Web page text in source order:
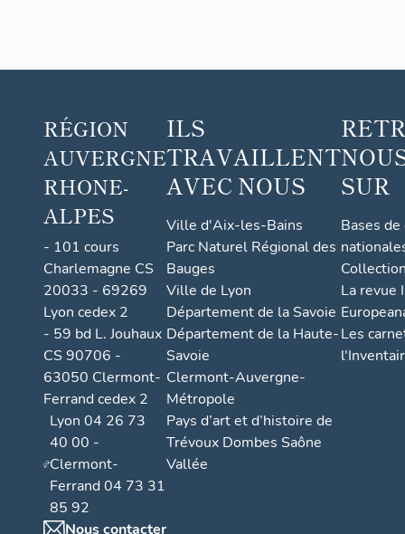
RÉGION
AUVERGNE
RHONE-
ALPES
- 101 cours
Charlemagne CS
20033 - 69269
Lyon cedex 2
- 59 bd L. Jouhaux
CS 90706 -
63050 Clermont-
Ferrand cedex 2
Lyon 04 26 73
40 00 -
Clermont-
Ferrand 04 73 31
85 92
Nous contacter
ILS
TRAVAILLENT
AVEC NOUS
Ville d'Aix-les-Bains
Parc Naturel Régional des
Bauges
Ville de Lyon
Département de la Savoie
Département de la Haute-
Savoie
Clermont-Auvergne-
Métropole
Pays d’art et d’histoire de
Trévoux Dombes Saône
Vallée
SUR
Bases
La revue
Les